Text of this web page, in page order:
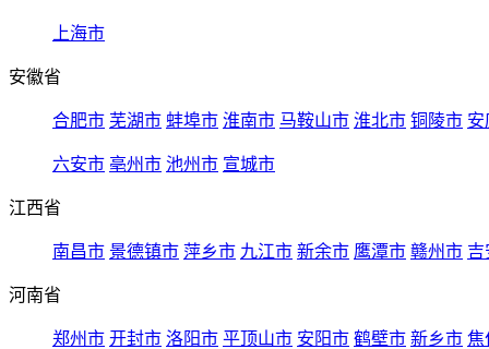
上海市
安徽省
合肥市 芜湖市 蚌埠市 淮南市 马鞍山市 淮北市 铜陵市 安
六安市 亳州市 池州市 宣城市
江西省
南昌市 景德镇市 萍乡市 九江市 新余市 鹰潭市 赣州市 吉
河南省
郑州市 开封市 洛阳市 平顶山市 安阳市 鹤壁市 新乡市 焦